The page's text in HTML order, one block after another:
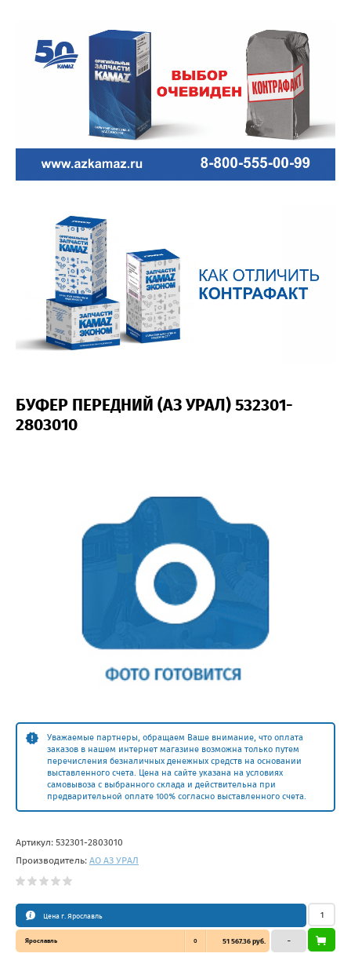
БУФЕР ПЕРЕДНИЙ (АЗ УРАЛ) 532301-
2803010
Уважаемые партнеры, обращаем Ваше внимание, что оплата
заказов в нашем интернет магазине возможна только путем
перечисления безналичных денежных средств на основании
выставленного счета. Цена на сайте указана на условиях
самовывоза с выбранного склада и действительна при
предварительной оплате 100% согласно выставленного счета.
Артикул: 532301-2803010
Производитель: АО АЗ УРАЛ
Цена г. Ярославль
Ярославль 0 51 567.36 руб. –